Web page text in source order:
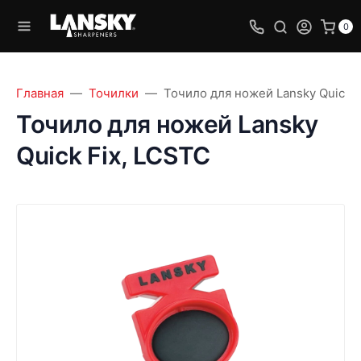
0
Главная Точилки Точило для ножей Lansky Quick
Точило для ножей Lansky
Quick Fix, LCSTC